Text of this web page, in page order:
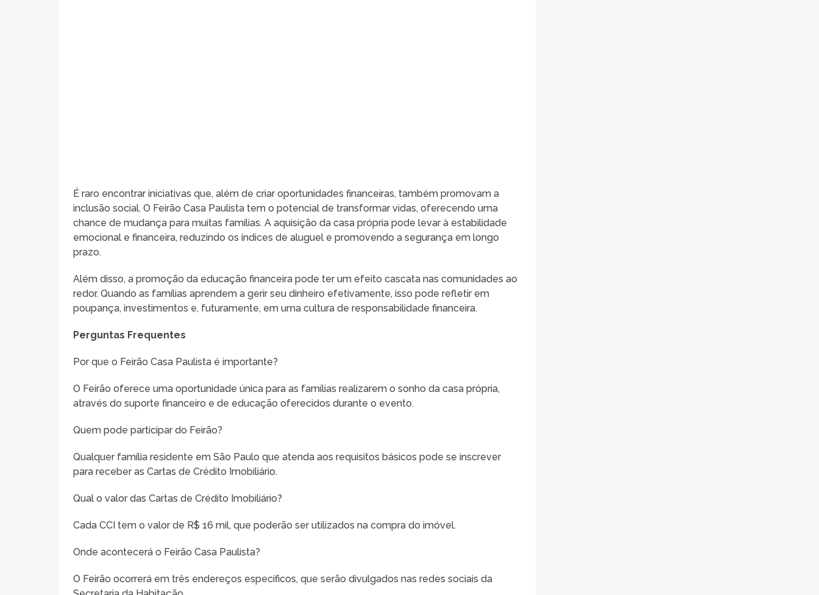
É raro encontrar iniciativas que, além de criar oportunidades financeiras, também promovam a
inclusão social. O Feirão Casa Paulista tem o potencial de transformar vidas, oferecendo uma
chance de mudança para muitas famílias. A aquisição da casa própria pode levar à estabilidade
emocional e financeira, reduzindo os índices de aluguel e promovendo a segurança em longo
prazo.
Além disso, a promoção da educação financeira pode ter um efeito cascata nas comunidades ao
redor. Quando as famílias aprendem a gerir seu dinheiro efetivamente, isso pode refletir em
poupança, investimentos e, futuramente, em uma cultura de responsabilidade financeira.
Perguntas Frequentes
Por que o Feirão Casa Paulista é importante?
O Feirão oferece uma oportunidade única para as famílias realizarem o sonho da casa própria,
através do suporte financeiro e de educação oferecidos durante o evento.
Quem pode participar do Feirão?
Qualquer família residente em São Paulo que atenda aos requisitos básicos pode se inscrever
para receber as Cartas de Crédito Imobiliário.
Qual o valor das Cartas de Crédito Imobiliário?
Cada CCI tem o valor de R$ 16 mil, que poderão ser utilizados na compra do imóvel.
Onde acontecerá o Feirão Casa Paulista?
O Feirão ocorrerá em três endereços específicos, que serão divulgados nas redes sociais da